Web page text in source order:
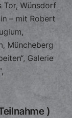
Tor, Wünsdorf
– mit Robert
Müncheberg
Galerie
)